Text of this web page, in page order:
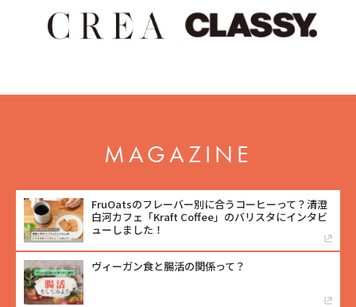
MAGAZINE
FruOatsのフレーバー別に合うコーヒーって？清澄
白河カフェ「Kraft Coffee」のバリスタにインタビ
ューしました！
ヴィーガン食と腸活の関係って？